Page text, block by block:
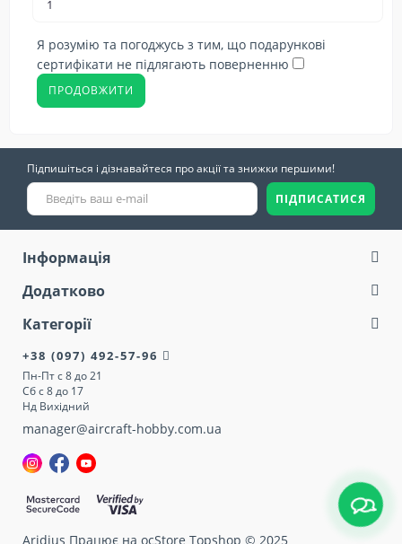
Я розумію та погоджусь з тим, що подарункові
сертифікати не підлягають поверненню
Підпишіться і дізнавайтеся про акції та знижки першими!
ПІДПИСАТИСЯ
Інформація
Додатково
Категорії
+38 (097) 492-57-96
Пн-Пт с 8 до 21
Сб с 8 до 17
Нд Вихідний
manager@aircraft-hobby.com.ua
Aridius Працює на ocStore Topshop © 2025